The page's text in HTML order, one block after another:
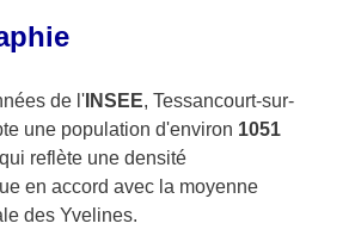
de l'INSEE, Tessancourt-sur-
une population d'environ 1051
reflète une densité
en accord avec la moyenne
des Yvelines.